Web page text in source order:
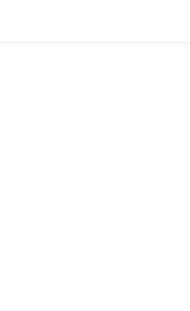
забезпечують виняткову